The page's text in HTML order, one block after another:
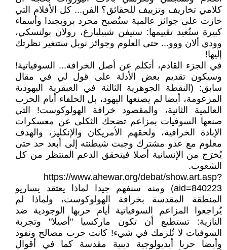
كلامي تخاريف وتزييف للحقائق؟ الفن... كل الأفلام التي
حازت على جوائز عالمية ستُصبح مجرد بروبجندا وأسماء
كبيرة ستُعيد تقييمها: ستيفن شبيلبارغ، رولان بولنسكي،
وودي ألان ووو... حتى العلوم وجوائز نوبل ستتغير نظرتك
إليها!
في الجزء القادم، أتكلم عن أصل الخرافة... السوفياتية!
وسيكون تقديم بعض الأدلة على قول لي في مقال
سابق: (النقطة الجوهرية الثالثة في العبقرية اليهودية
المزعومة، أيضا لم يصنعها اليهود، بل الحلفاء أيام الحرب
العالمية الثانية، والمقصود خرافة الهولوكوست! التي
صنعها السوفيات بمزاعم تضحك الثكلى عن معسكرات
الإبادة الخرافية، ولحقهم الأمريكان والإنكليز، والهدف
معلوم مع عدو مشترك وجبت شيطنته إلى أبعد حد حتى
يُخرَج من الإنسانية أصلا فيتحقق الدعم المنتظر من كل
الشعوب.
https://www.ahewar.org/debat/show.art.asp?
aid=840223) ومنه سنفهم جيدا لماذا يعتقد يساريو
المنطقة المقدسة بخرافة الهولوكوست، ولماذا لم
يُراجعوا المزاعم السوفياتية أيام حربها الوجودية ضد
النازية: تستطيع أن تكون ماركسيا "أصيلا" وتجربة
السوفيات لا تُلزمك في شيء! كانت حرب مصالح ونفوذ
وأيضا حربا أيديولوجية دينية مقدسة كما في أقوال